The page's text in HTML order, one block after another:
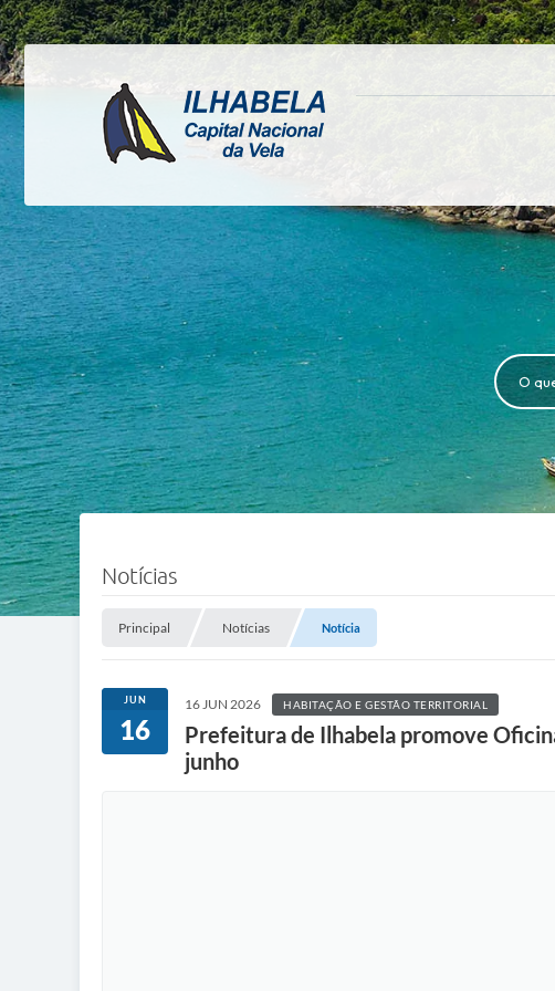
O que
Notícias
Principal Notícias Notícia
JUN
16
16 JUN 2026 HABITAÇÃO E GESTÃO TERRITORIAL
Prefeitura de Ilhabela promove
junho